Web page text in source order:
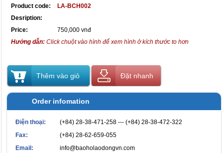
Product code:
LA-BCH002
Desription:
Price:
750,000 vnđ
Hướng dẫn: Click chuột vào hình để xem hình ở kích thước to hơn
Thêm vào giỏ Đặt nhanh
Order infomation
Điện thoại:
(+84) 28-38-471-258 --- (+84) 28-38-472-322
Fax:
(+84) 28-62-659-055
Email:
info@baoholaodongvn.com